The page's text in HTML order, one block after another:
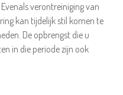
verontreiniging van
kan tijdelijk stil komen te
De opbrengst die u
in die periode zijn ook